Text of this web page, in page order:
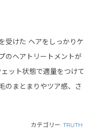
受けた ヘアをしっかりケ
のヘアトリートメントが
ット状態で適量をつけて
のまとまりやツア感、さ
カテゴリー: TRUTH